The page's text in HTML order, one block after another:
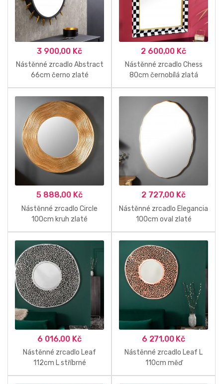
3 900,00 Kč
Nástěnné zrcadlo Abstract
66cm černo zlaté
2 600,00 Kč
Nástěnné zrcadlo Chess
80cm černobílá zlatá
5 888,00 Kč
Nástěnné zrcadlo Circle
100cm kruh zlaté
2 727,00 Kč
Nástěnné zrcadlo Elegancia
100cm oval zlaté
6 016,00 Kč
Nástěnné zrcadlo Leaf
112cm L stříbrné
6 271,00 Kč
Nástěnné zrcadlo Leaf L
110cm měď